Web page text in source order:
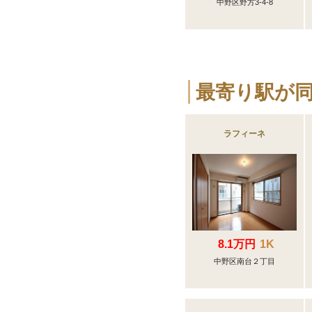
中野区野方3-4-8
最寄り駅が
ラフィーネ
8.1万円 1K
中野区南台２丁目